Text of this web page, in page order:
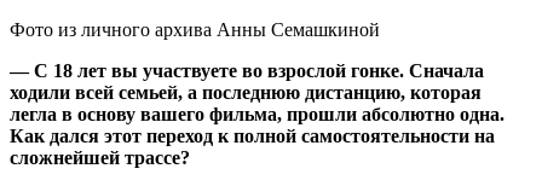
Фото из личного архива Анны Семашкиной
— С 18 лет вы участвуете во взрослой гонке. Сначала
ходили всей семьей, а последнюю дистанцию, которая
легла в основу вашего фильма, прошли абсолютно одна.
Как дался этот переход к полной самостоятельности на
сложнейшей трассе?